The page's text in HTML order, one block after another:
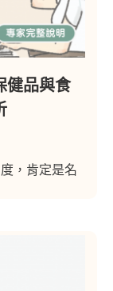
健品與食
，肯定是名